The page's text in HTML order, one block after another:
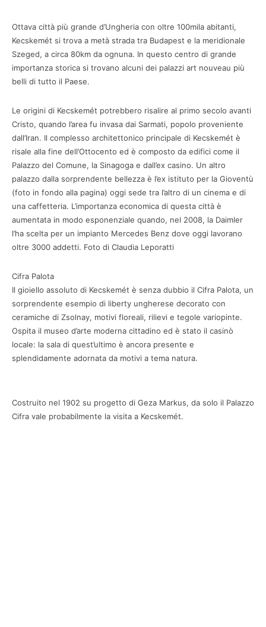
Ottava città più grande d’Ungheria con oltre 100mila abitanti,
Kecskemét si trova a metà strada tra Budapest e la meridionale
Szeged, a circa 80km da ognuna. In questo centro di grande
importanza storica si trovano alcuni dei palazzi art nouveau più
belli di tutto il Paese.
Le origini di Kecskemét potrebbero risalire al primo secolo avanti
Cristo, quando l’area fu invasa dai Sarmati, popolo proveniente
dall’Iran. Il complesso architettonico principale di Kecskemét è
risale alla fine dell’Ottocento ed è composto da edifici come il
Palazzo del Comune, la Sinagoga e dall’ex casino. Un altro
palazzo dalla sorprendente bellezza è l’ex istituto per la Gioventù
(foto in fondo alla pagina) oggi sede tra l’altro di un cinema e di
una caffetteria. L’importanza economica di questa città è
aumentata in modo esponenziale quando, nel 2008, la Daimler
l’ha scelta per un impianto Mercedes Benz dove oggi lavorano
oltre 3000 addetti. Foto di Claudia Leporatti
Cifra Palota
Il gioiello assoluto di Kecskemét è senza dubbio il Cifra Palota, un
sorprendente esempio di liberty ungherese decorato con
ceramiche di Zsolnay, motivi floreali, rilievi e tegole variopinte.
Ospita il museo d’arte moderna cittadino ed è stato il casinò
locale: la sala di quest’ultimo è ancora presente e
splendidamente adornata da motivi a tema natura.
Costruito nel 1902 su progetto di Geza Markus, da solo il Palazzo
Cifra vale probabilmente la visita a Kecskemét.